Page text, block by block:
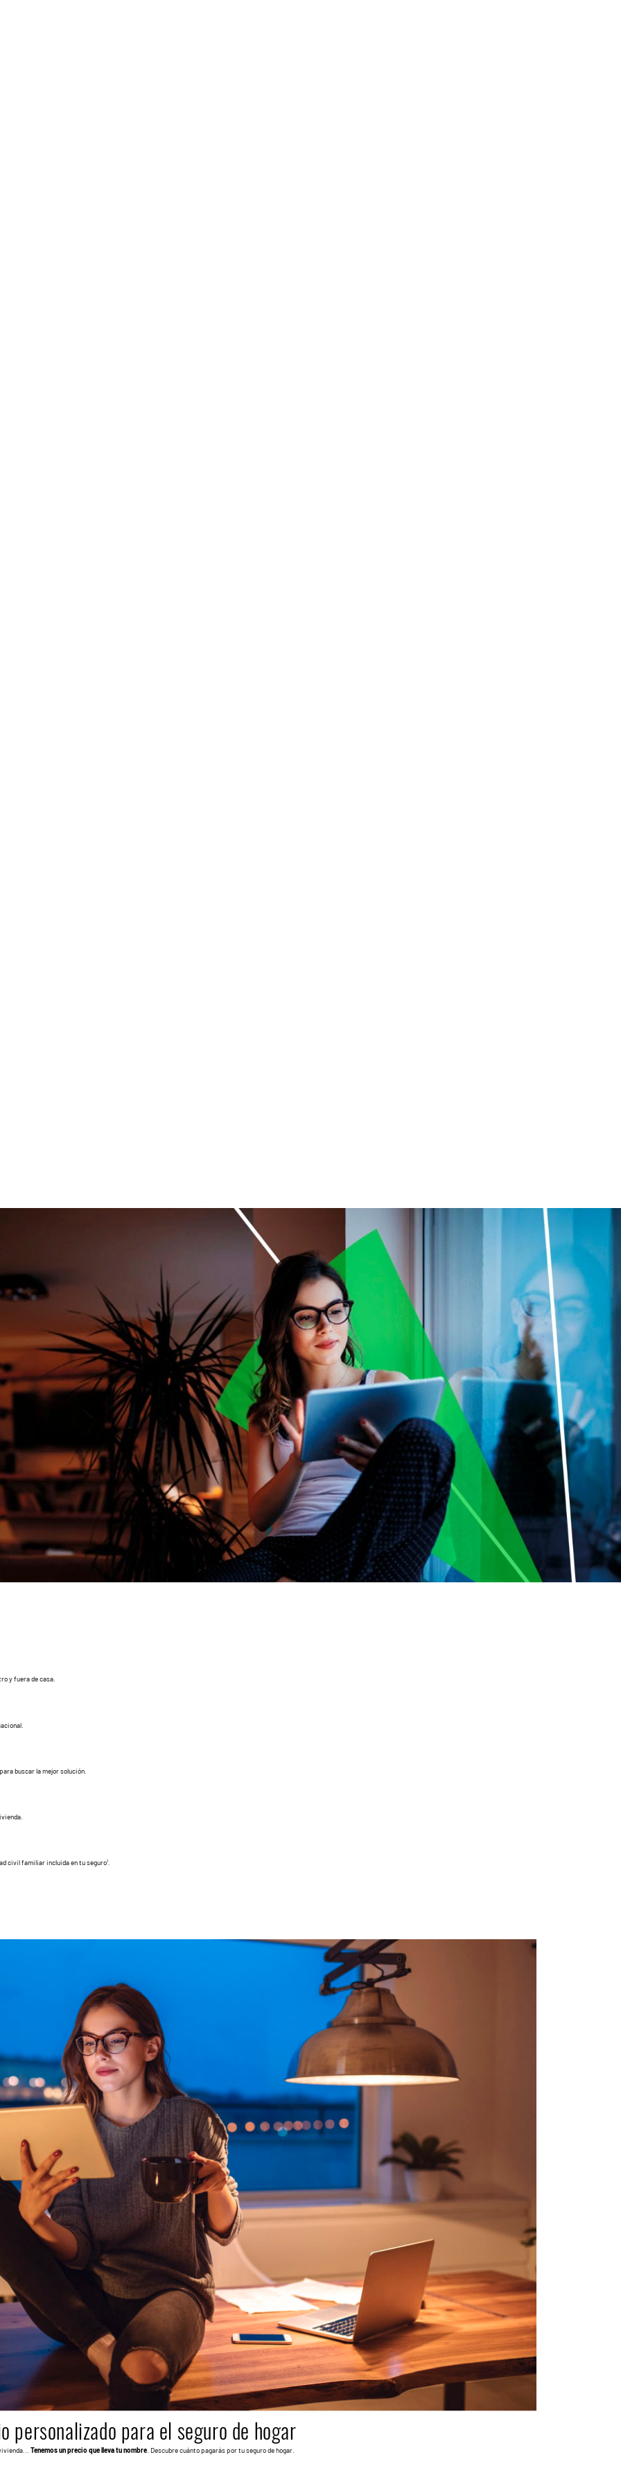
y fuera de casa.
buscar la mejor solución.
civil familiar incluida en tu seguro¹.
personalizado para el seguro de hogar
Tenemos un precio que lleva tu nombre . Descubre cuánto pagarás por tu seguro de hogar.